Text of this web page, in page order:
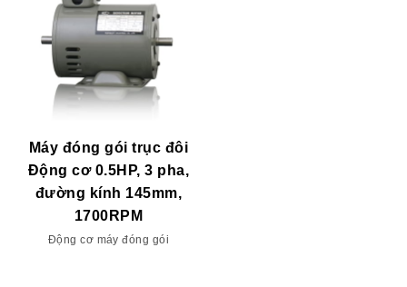
Máy đóng gói trục đôi
Động cơ 0.5HP, 3 pha,
đường kính 145mm,
1700RPM
Động cơ máy đóng gói